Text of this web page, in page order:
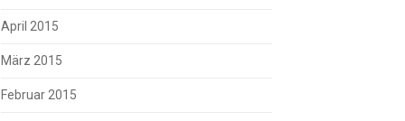
April 2015
März 2015
Februar 2015